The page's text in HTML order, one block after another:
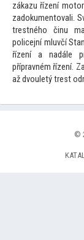
zákazu řízení mo
zadokumentovali.
trestného činu
policejní mluvčí
řízení a nadále
přípravném řízení.
až dvouletý trest
©